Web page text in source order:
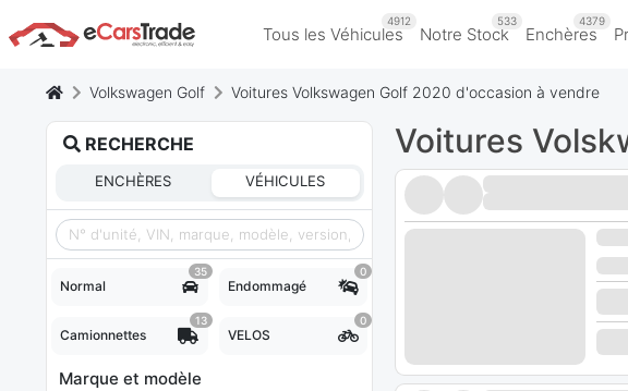
Tous les Véhicules
4912
Notre Stock
533
Enchères
4379
Volkswagen Golf Voitures Volkswagen Golf 2020 d'occasion à vendre
RECHERCHE
ENCHÈRES VÉHICULES
Normal
35
Endommagé
0
Camionnettes
13
VELOS
0
Marque et modèle
Voitures